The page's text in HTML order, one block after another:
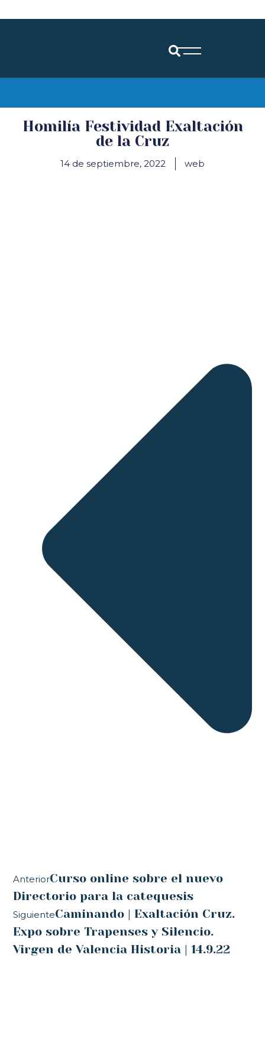
Homilía Festividad Exaltación
de la Cruz
14 de septiembre, 2022 web
AnteriorCurso online sobre el nuevo
Directorio para la catequesis
SiguienteCaminando | Exaltación Cruz.
Expo sobre Trapenses y Silencio.
Virgen de Valencia Historia | 14.9.22